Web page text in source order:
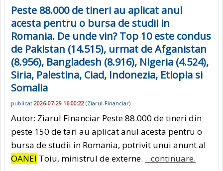
Peste 88.000 de tineri au aplicat anul
acesta pentru o bursa de studii in
Romania. De unde vin? Top 10 este condus
de Pakistan (14.515), urmat de Afganistan
(8.956), Bangladesh (8.916), Nigeria (4.524),
Siria, Palestina, Ciad, Indonezia, Etiopia si
Somalia
publicat 2026-07-29 16:00:22 (Ziarul-Financiar)
Autor: Ziarul Financiar Peste 88.000 de tineri din
peste 150 de tari au aplicat anul acesta pentru o
bursa de studii in Romania, potrivit unui anunt al
OANEI Toiu, ministrul de externe. ...continuare.